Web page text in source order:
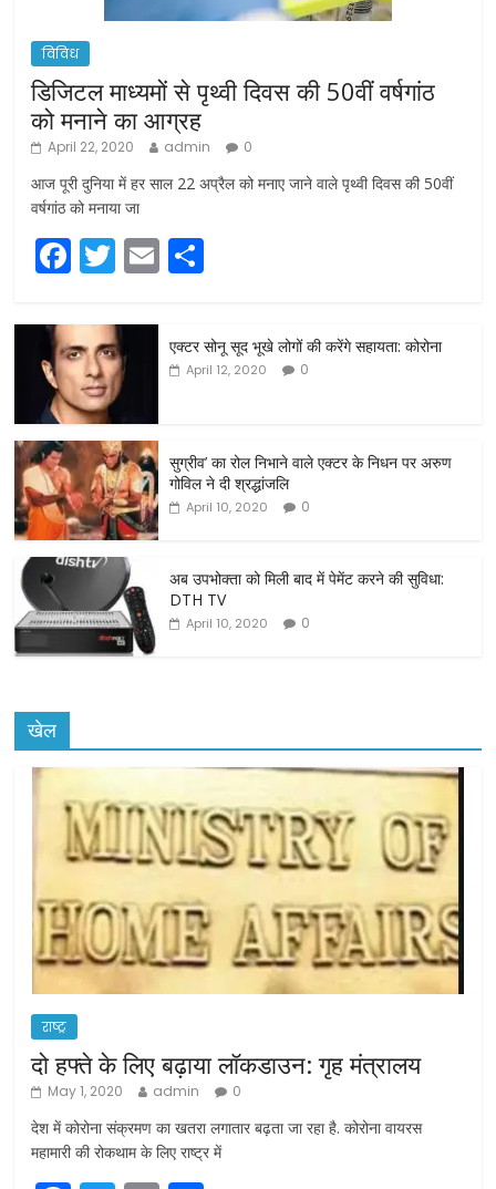
विविध
डिजिटल माध्यमों से पृथ्वी दिवस की 50वीं वर्षगांठ
को मनाने का आग्रह
April 22, 2020 admin 0
आज पूरी दुनिया में हर साल 22 अप्रैल को मनाए जाने वाले पृथ्वी दिवस की 50वीं
वर्षगांठ को मनाया जा
F
a
c
e
b
o
o
k
T
w
itt
er
E
m
ar
e
एक्टर सोनू सूद भूखे लोगों की करेंगे सहायता: कोरोना
April 12, 2020 0
सुग्रीव’ का रोल निभाने वाले एक्टर के निधन पर अरुण
गोविल ने दी श्रद्धांजलि
April 10, 2020 0
अब उपभोक्ता को मिली बाद में पेमेंट करने की सुविधा:
DTH TV
April 10, 2020 0
खेल
राष्ट्र
दो हफ्ते के लिए बढ़ाया लॉकडाउन: गृह मंत्रालय
May 1, 2020 admin 0
देश में कोरोना संक्रमण का खतरा लगातार बढ़ता जा रहा है. कोरोना वायरस
महामारी की रोकथाम के लिए राष्ट्र में